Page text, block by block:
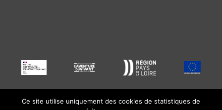
Ce site utilise uniquement des cookies de statistiques de